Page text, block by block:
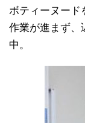
ボティーヌード
作業が進まず、
中。